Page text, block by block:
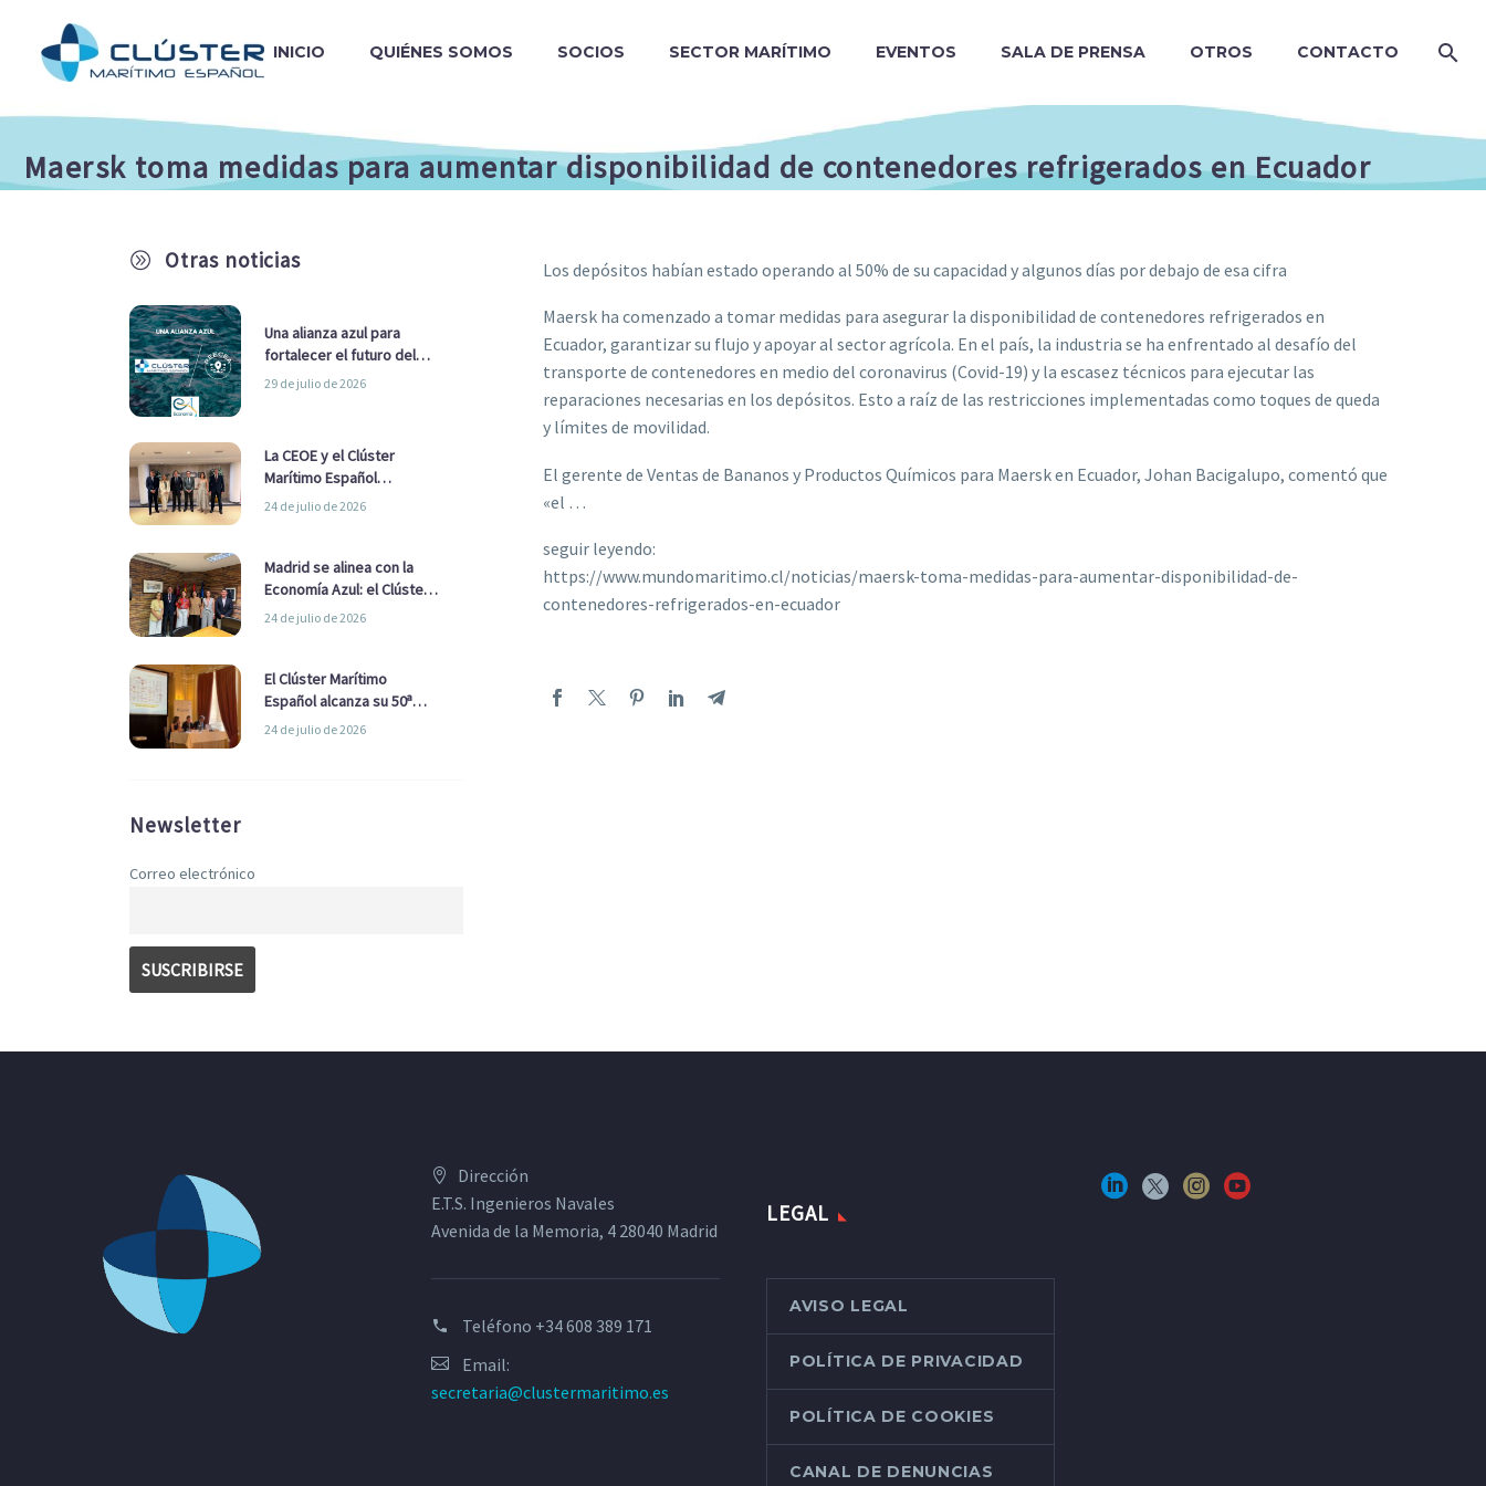
INICIO QUIÉNES SOMOS SOCIOS SECTOR MARÍTIMO EVENTOS SALA DE PRENSA OTROS CONTACTO
Maersk toma medidas para aumentar disponibilidad de contenedores refrigerados en Ecuador
A Otras noticias
Una alianza azul para
fortalecer el futuro del
sector marítimo
29 de julio de 2026
La CEOE y el Clúster
Marítimo Español
refuerzan su alianza para
24 de julio de 2026
Madrid se alinea con la
Economía Azul: el Clúster
Marítimo Español y la Real
Ayuntamiento
24 de julio de 2026
El Clúster Marítimo
Español alcanza su 50ª
Asamblea reafirmando su
24 de julio de 2026
Newsletter
Correo electrónico
Los depósitos habían estado operando al 50% de su capacidad y algunos días por debajo de esa cifra
Maersk ha comenzado a tomar medidas para asegurar la disponibilidad de contenedores refrigerados en
Ecuador, garantizar su flujo y apoyar al sector agrícola. En el país, la industria se ha enfrentado al desafío del
transporte de contenedores en medio del coronavirus (Covid-19) y la escasez técnicos para ejecutar las
reparaciones necesarias en los depósitos. Esto a raíz de las restricciones implementadas como toques de queda
y límites de movilidad.
El gerente de Ventas de Bananos y Productos Químicos para Maersk en Ecuador, Johan Bacigalupo, comentó que
«el …
seguir leyendo:
https://www.mundomaritimo.cl/noticias/maersk-toma-medidas-para-aumentar-disponibilidad-de-
contenedores-refrigerados-en-ecuador
Dirección
E.T.S. Ingenieros Navales
Avenida de la Memoria, 4 28040 Madrid
Teléfono +34 608 389 171
Email:
secretaria@clustermaritimo.es
LEGAL
AVISO LEGAL
POLÍTICA DE PRIVACIDAD
POLÍTICA DE COOKIES
CANAL DE DENUNCIAS